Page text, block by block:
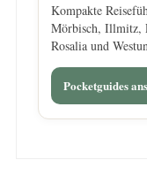
Kompakte
Mörbisch, Illmitz,
Rosalia und
Pocketguides